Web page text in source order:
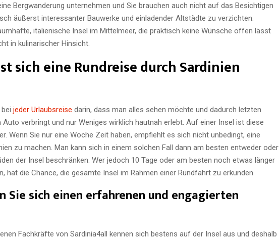
Bergwanderung unternehmen und Sie brauchen auch nicht auf das Besichtigen
äußerst interessanter Bauwerke und einladender Altstädte zu verzichten.
italienische Insel im Mittelmeer, die praktisch keine Wünsche offen lässt
in kulinarischer Hinsicht.
sich eine Rundreise durch Sardinien
jeder Urlaubsreise darin, dass man alles sehen möchte und dadurch letzten
Auto verbringt und nur Weniges wirklich hautnah erlebt. Auf einer Insel ist diese
Wenn Sie nur eine Woche Zeit haben, empfiehlt es sich nicht unbedingt, eine
zu machen. Man kann sich in einem solchen Fall dann am besten entweder oder
der Insel beschränken. Wer jedoch 10 Tage oder am besten noch etwas länger
hat die Chance, die gesamte Insel im Rahmen einer Rundfahrt zu erkunden.
Sie sich einen erfahrenen und engagierten
Fachkräfte von Sardinia4all kennen sich bestens auf der Insel aus und deshalb